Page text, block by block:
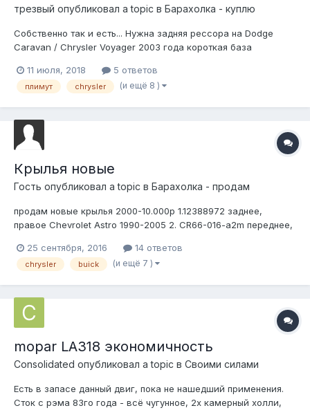
трезвый опубликовал a topic в Барахолка - куплю
Собственно так и есть... Нужна задняя рессора на Dodge
Caravan / Chrysler Voyager 2003 года короткая база
11 июля, 2018 5 ответов
плимут chrysler (и ещё 8 )
Крылья новые
Гость опубликовал a topic в Барахолка - продам
продам новые крылья 2000-10.000р 1.12388972 заднее,
правое Chevrolet Astro 1990-2005 2. CR66-016-a2m переднее,
Electra/Le Sabre RWD 80-90 4. CR62-016-1 переднее, правое
Chrysler Cirrus/Dodge Stratus/Plymouth Breez...
25 сентября, 2016 14 ответов
chrysler buick (и ещё 7 )
mopar LA318 экономичность
Consolidated опубликовал a topic в Своими силами
Есть в запасе данный двиг, пока не нашедший применения.
Сток с рэма 83го года - всё чугунное, 2х камерный холли,